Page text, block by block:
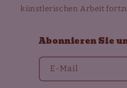
künstlerischen Arbeit
Abonnieren Sie
E-Mail